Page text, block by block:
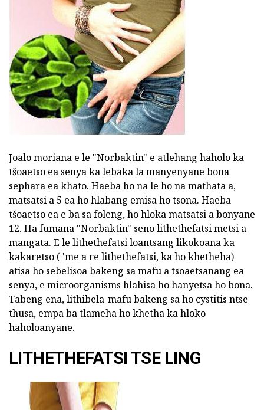
Joalo moriana e le "Norbaktin" e atlehang haholo ka
tšoaetso ea senya ka lebaka la manyenyane bona
sephara ea khato. Haeba ho na le ho na mathata a,
matsatsi a 5 ea ho hlabang emisa ho tsona. Haeba
tšoaetso ea e ba sa foleng, ho hloka matsatsi a bonyane
12. Ha fumana "Norbaktin" seno lithethefatsi metsi a
mangata. E le lithethefatsi loantsang likokoana ka
kakaretso ( 'me a re lithethefatsi, ka ho khetheha)
atisa ho sebelisoa bakeng sa mafu a tsoaetsanang ea
senya, e microorganisms hlahisa ho hanyetsa ho bona.
Tabeng ena, lithibela-mafu bakeng sa ho cystitis ntse
thusa, empa ba tlameha ho khetha ka hloko
haholoanyane.
LITHETHEFATSI TSE LING